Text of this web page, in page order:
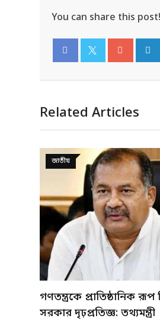
You can share this post!
Related Articles
দুর্ঘটনা
ব্রাহ্মণবাড়িয়া ফ্লাইওভারে
ত্রিমুখী সংঘর্ষে আহত ৬